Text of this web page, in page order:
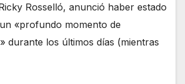
Rosselló, anunció haber estado
«profundo momento de
durante los últimos días (mientras